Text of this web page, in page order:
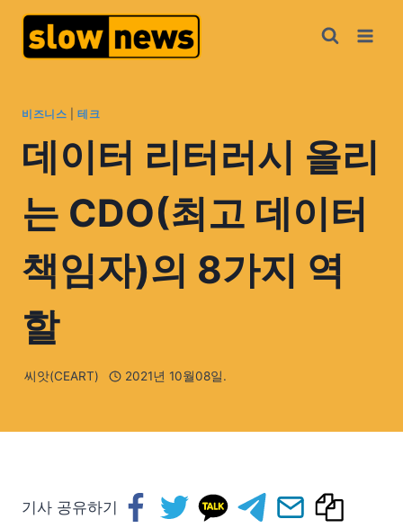
비즈니스 |테크
데이터 리터러시 올리
는 CDO(최고 데이터
책임자)의 8가지 역
할
씨앗(CEART) 2021년 10월08일.
기사 공유하기